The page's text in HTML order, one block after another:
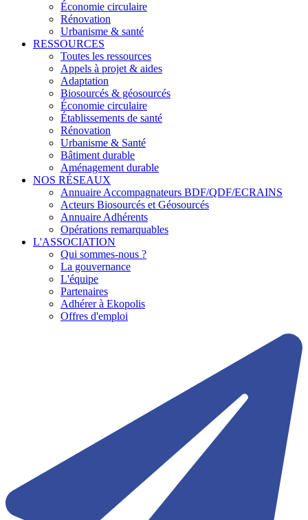
Économie circulaire
Rénovation
Urbanisme & santé
RESSOURCES
Toutes les ressources
Appels à projet & aides
Adaptation
Biosourcés & géosourcés
Économie circulaire
Établissements de santé
Rénovation
Urbanisme & Santé
Bâtiment durable
Aménagement durable
NOS RÉSEAUX
Annuaire Accompagnateurs BDF/QDF/ECRAINS
Acteurs Biosourcés et Géosourcés
Annuaire Adhérents
Opérations remarquables
L'ASSOCIATION
Qui sommes-nous ?
La gouvernance
L'équipe
Partenaires
Adhérer à Ekopolis
Offres d'emploi